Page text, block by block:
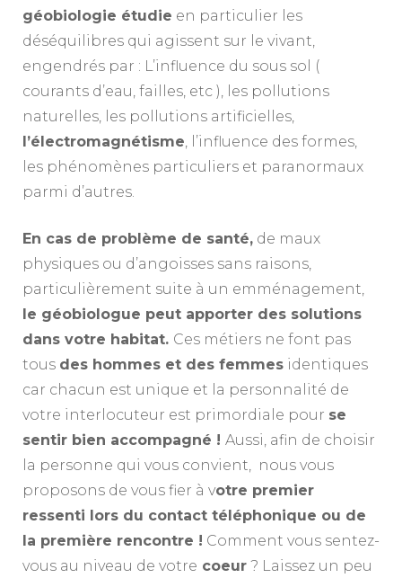
géobiologie étudie en particulier les
déséquilibres qui agissent sur le vivant,
engendrés par : L’influence du sous sol (
courants d’eau, failles, etc ), les pollutions
naturelles, les pollutions artificielles,
l’électromagnétisme , l’influence des formes,
les phénomènes particuliers et paranormaux
parmi d’autres.
En cas de problème de santé, de maux
physiques ou d’angoisses sans raisons,
particulièrement suite à un emménagement,
le géobiologue peut apporter des solutions
dans votre habitat. Ces métiers ne font pas
tous des hommes et des femmes identiques
car chacun est unique et la personnalité de
votre interlocuteur est primordiale pour se
sentir bien accompagné ! Aussi, afin de choisir
la personne qui vous convient, nous vous
proposons de vous fier à votre premier
ressenti lors du contact téléphonique ou de
la première rencontre ! Comment vous sentez-
vous au niveau de votre coeur ? Laissez un peu